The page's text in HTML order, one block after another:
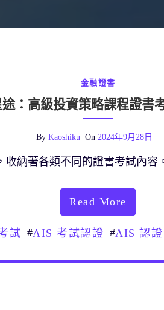
金融證書
：高級投資策略課程證書
By Kaoshiku On 2024年9月28日
收納著各類不同的證書考試內
Read More
試 #AIS 考試認證 #AIS 認證